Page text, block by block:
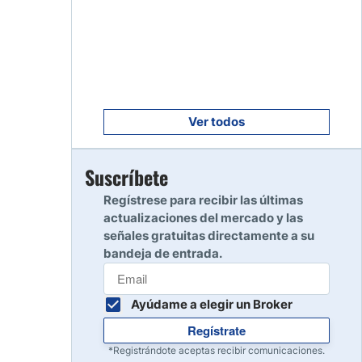
Leer reseña
10
Ver todos
Suscríbete
Regístrese para recibir las últimas
actualizaciones del mercado y las
señales gratuitas directamente a su
bandeja de entrada.
Ayúdame a elegir un Broker
Regístrate
*Registrándote aceptas recibir comunicaciones.